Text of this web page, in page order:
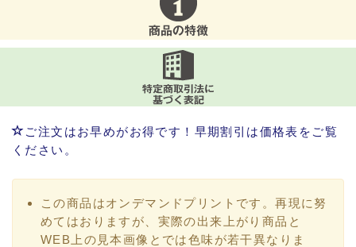
ご注文はお早めがお得です！早期割引は価格表をご覧
ください。
この商品はオンデマンドプリントです。再現に努
めてはおりますが、実際の出来上がり商品と
WEB上の見本画像とでは色味が若干異なりま